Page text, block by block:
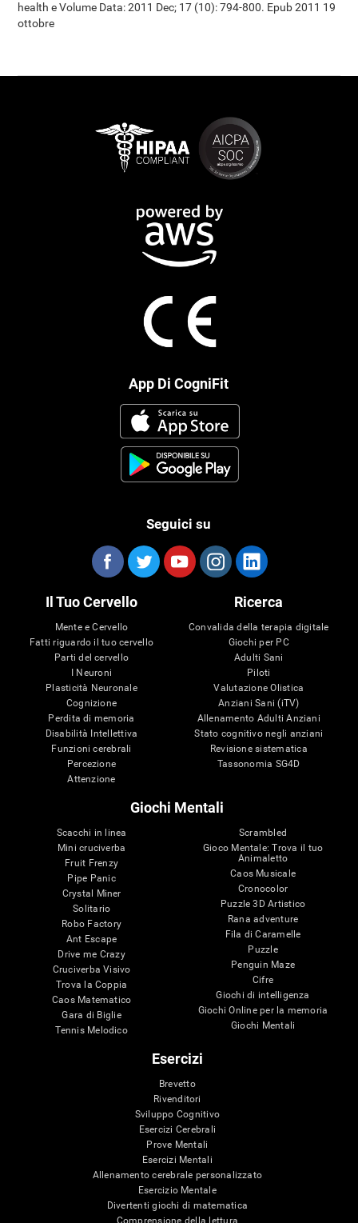
health e Volume Data: 2011 Dec; 17 (10): 794-800. Epub 2011 19
ottobre
App Di CogniFit
Seguici su
Il Tuo Cervello
Mente e Cervello
Fatti riguardo il tuo cervello
Parti del cervello
I Neuroni
Plasticità Neuronale
Cognizione
Perdita di memoria
Disabilità Intellettiva
Funzioni cerebrali
Percezione
Attenzione
Ricerca
Convalida della terapia digitale
Giochi per PC
Adulti Sani
Piloti
Valutazione Olistica
Anziani Sani (iTV)
Allenamento Adulti Anziani
Stato cognitivo negli anziani
Revisione sistematica
Tassonomia SG4D
Giochi Mentali
Scacchi in linea
Mini cruciverba
Fruit Frenzy
Pipe Panic
Crystal Miner
Solitario
Robo Factory
Ant Escape
Drive me Crazy
Cruciverba Visivo
Trova la Coppia
Caos Matematico
Gara di Biglie
Tennis Melodico
Scrambled
Gioco Mentale: Trova il tuo
Animaletto
Caos Musicale
Cronocolor
Puzzle 3D Artistico
Rana adventure
Fila di Caramelle
Puzzle
Penguin Maze
Cifre
Giochi di intelligenza
Giochi Online per la memoria
Giochi Mentali
Esercizi
Brevetto
Rivenditori
Sviluppo Cognitivo
Esercizi Cerebrali
Prove Mentali
Esercizi Mentali
Allenamento cerebrale personalizzato
Esercizio Mentale
Divertenti giochi di matematica
Comprensione della lettura